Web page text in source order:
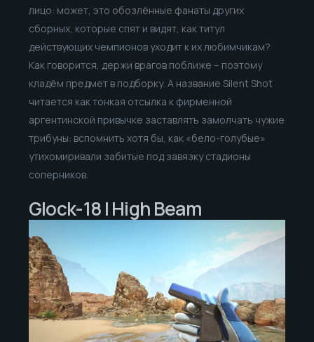
лицо: может, это обозлённые фанаты других
сборных, которые спят и видят, как титул
действующих чемпионов уходит к их любимчикам?
Как говорится, держи врагов поближе – поэтому
кладём предмет в подборку. А название Silent Shot
читается как тонкая отсылка к фирменной
аргентинской привычке заставлять замолчать чужие
трибуны: вспомнить хотя бы, как «бело-голубые»
утихомиривали забитые под завязку стадионы
соперников.
Glock-18 | High Beam